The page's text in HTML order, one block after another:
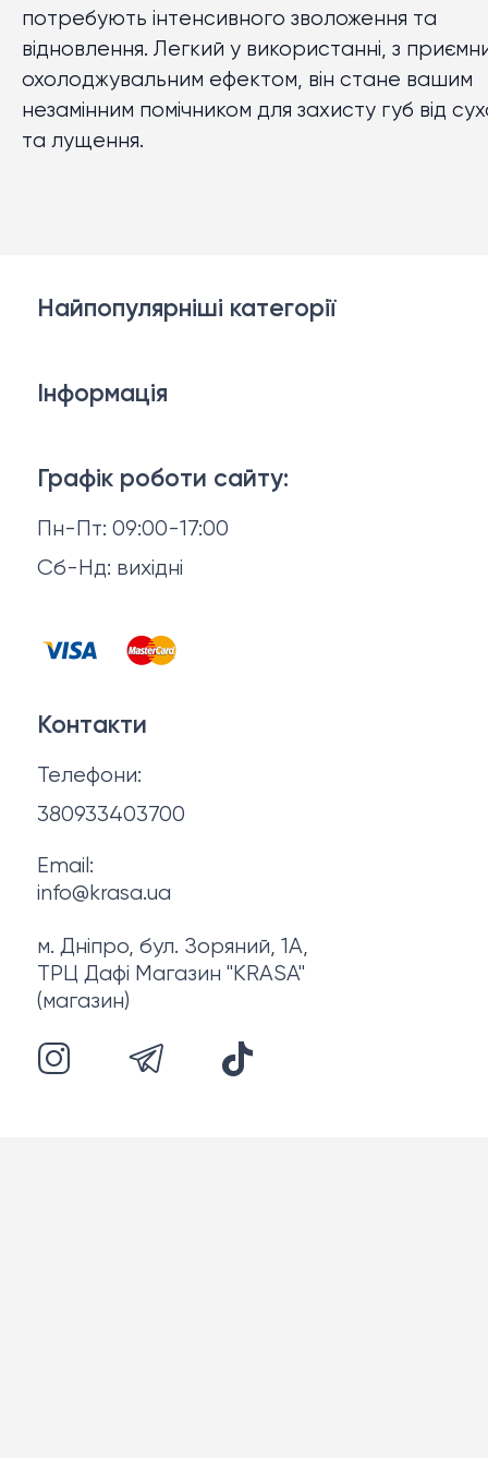
потребують інтенсивного зволоження та
відновлення. Легкий у використанні, з
охолоджувальним ефектом, він стане вашим
незамінним помічником для захисту губ від
та лущення.
Графік роботи сайту:
Пн-Пт: 09:00-17:00
Сб-Нд: вихідні
Найпопулярніші категорії
Макіяж
Волосся
Чоловіча косметика
Косметика для манікюру та педикюру
Інформація
Відгуки
Договір оферти
Політика конфіденційності
Про нас
Контакти
Телефони:
380933403700
Email:
info@krasa.ua
м. Дніпро, бул. Зоряний, 1А,
ТРЦ Дафі Магазин "KRASA"
(магазин)